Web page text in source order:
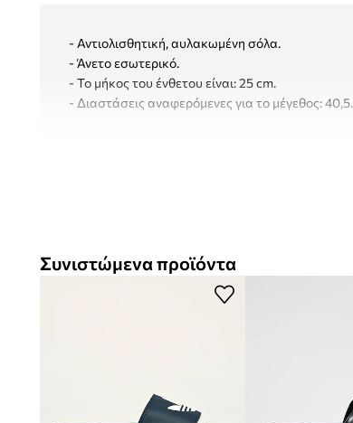
- Αντιολισθητική, αυλακωμένη σόλα.
- Άνετο εσωτερικό.
- Το μήκος του ένθετου είναι: 25 cm.
- Διαστάσεις αναφερόμενες για το μέγεθος: 40,5.
Συνιστώμενα προϊόντα